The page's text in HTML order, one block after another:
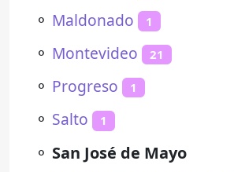
⚬ Maldonado 1
⚬ Montevideo 21
⚬ Progreso 1
⚬ Salto 1
⚬ San José de Mayo